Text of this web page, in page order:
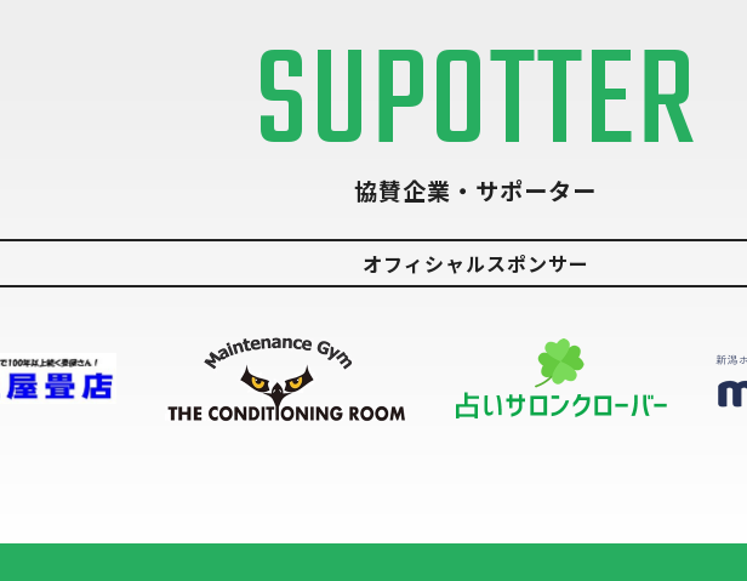
SUPOTTER
協賛企業・サポーター
オフィシャルスポンサー